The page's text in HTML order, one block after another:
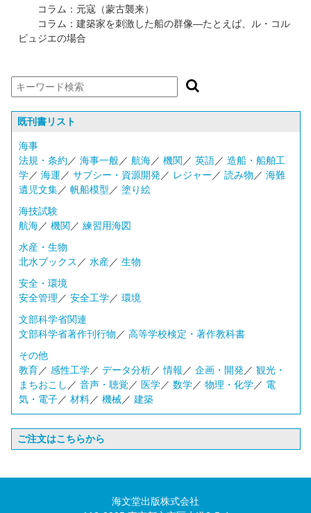
コラム：元寇（蒙古襲来）
コラム：建築家を刺激した船の群像―たとえば、ル・コル
ビュジエの場合
既刊書リスト
海事
法規・条約 ／ 海事一般／ 航海／ 機関 ／ 英語／ 造船・船舶工
学／ 海運 ／ サブシー・資源開発 ／ レジャー ／ 読み物 ／ 海難
遺児文集／ 帆船模型 ／ 塗り絵
海技試験
航海／ 機関 ／ 練習用海図
水産・生物
北水ブックス ／ 水産／ 生物
安全・環境
安全管理 ／ 安全工学／ 環境
文部科学省関連
文部科学省著作刊行物 ／ 高等学校検定・著作教科書
その他
教育／ 感性工学／ データ分析／情報 ／ 企画・開発 ／ 観光・
まちおこし ／ 音声・聴覚 ／ 医学／ 数学／ 物理・化学／ 電
気・電子／ 材料／ 機械／ 建築
ご注文はこちらから
海文堂出版株式会社